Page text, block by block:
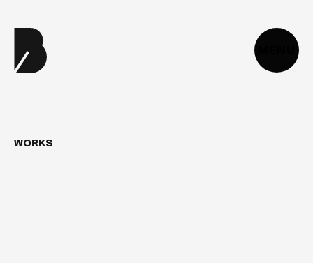
WORKS